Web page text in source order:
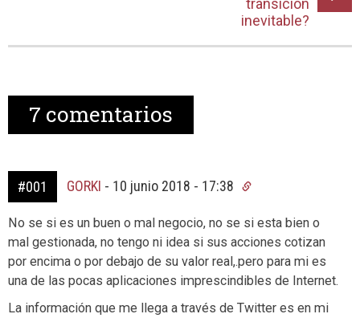
transición
inevitable?
7 comentarios
#001 GORKI - 10 junio 2018 - 17:38
No se si es un buen o mal negocio, no se si esta bien o
mal gestionada, no tengo ni idea si sus acciones cotizan
por encima o por debajo de su valor real,.pero para mi es
una de las pocas aplicaciones imprescindibles de Internet.
La información que me llega a través de Twitter es en mi